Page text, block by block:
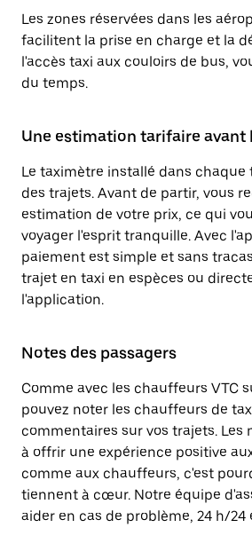
Les zones réservées dans les
facilitent la prise en charge et la
l'accès taxi aux couloirs de bus,
du temps.
Une estimation tarifaire avant
Le taximètre installé dans
des trajets. Avant de partir, vous
estimation de votre prix, ce qui
voyager l'esprit tranquille. Avec
paiement est simple et sans
trajet en taxi en espèces ou
l'application.
Notes des passagers
Comme avec les chauffeurs VTC
pouvez noter les chauffeurs de
commentaires sur vos trajets. Les
à offrir une expérience positive
comme aux chauffeurs, c'est
tiennent à cœur. Notre équipe
aider en cas de problème, 24 h/24